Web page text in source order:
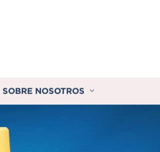
SOBRE NOSOTROS